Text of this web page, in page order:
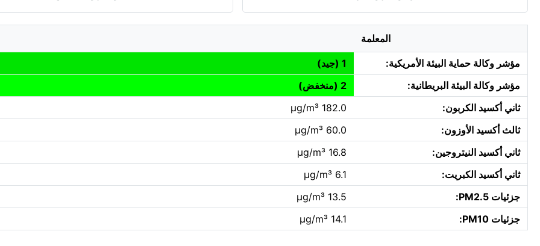
المعلمة
مؤشر وكالة حماية البيئة الأمريكية:
1 (جيد)
مؤشر وكالة البيئة البريطانية:
2 (منخفض)
ثاني أكسيد الكربون:
182.0 µg/m³
ثالث أكسيد الأوزون:
60.0 µg/m³
ثاني أكسيد النيتروجين:
16.8 µg/m³
ثاني أكسيد الكبريت:
6.1 µg/m³
جزئيات PM2.5:
13.5 µg/m³
جزئيات PM10:
14.1 µg/m³